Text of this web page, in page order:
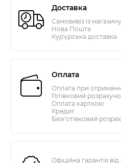
Доставка
Самовивіз із магазину
Нова Пошта
Кур'єрська доставка
Оплата
Оплата при
Готівковий
Оплата карткою
Кредит
Безготівковий
Офіційна гарантія